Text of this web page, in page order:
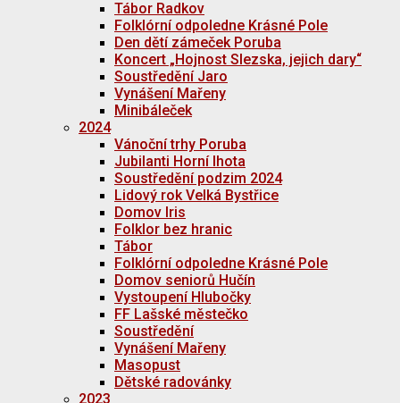
Tábor Radkov
Folklórní odpoledne Krásné Pole
Den dětí zámeček Poruba
Koncert „Hojnost Slezska, jejich dary“
Soustředění Jaro
Vynášení Mařeny
Minibáleček
2024
Vánoční trhy Poruba
Jubilanti Horní lhota
Soustředění podzim 2024
Lidový rok Velká Bystřice
Domov Iris
Folklor bez hranic
Tábor
Folklórní odpoledne Krásné Pole
Domov seniorů Hučín
Vystoupení Hlubočky
FF Lašské městečko
Soustředění
Vynášení Mařeny
Masopust
Dětské radovánky
2023